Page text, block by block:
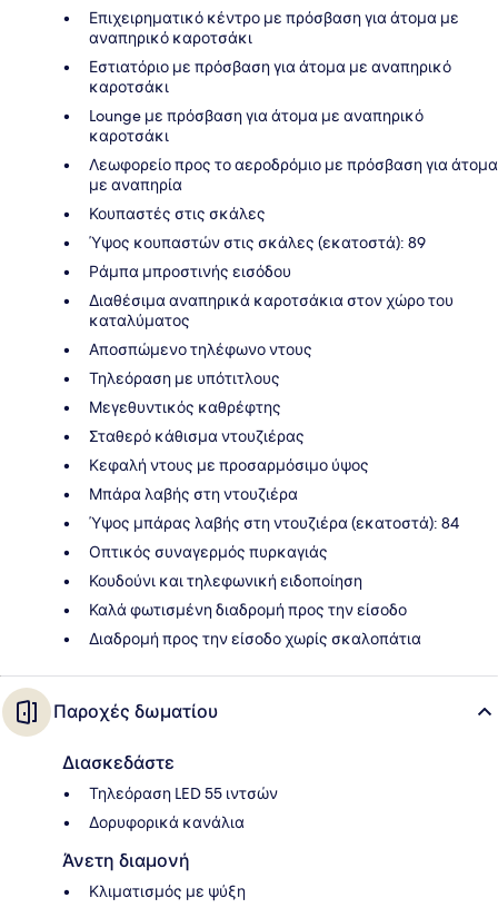
Επιχειρηματικό κέντρο με πρόσβαση για άτομα με
αναπηρικό καροτσάκι
Εστιατόριο με πρόσβαση για άτομα με αναπηρικό
καροτσάκι
Lounge με πρόσβαση για άτομα με αναπηρικό
καροτσάκι
Λεωφορείο προς το αεροδρόμιο με πρόσβαση για άτομα
με αναπηρία
Κουπαστές στις σκάλες
Ύψος κουπαστών στις σκάλες (εκατοστά): 89
Ράμπα μπροστινής εισόδου
Διαθέσιμα αναπηρικά καροτσάκια στον χώρο του
καταλύματος
Αποσπώμενο τηλέφωνο ντους
Τηλεόραση με υπότιτλους
Μεγεθυντικός καθρέφτης
Σταθερό κάθισμα ντουζιέρας
Κεφαλή ντους με προσαρμόσιμο ύψος
Μπάρα λαβής στη ντουζιέρα
Ύψος μπάρας λαβής στη ντουζιέρα (εκατοστά): 84
Οπτικός συναγερμός πυρκαγιάς
Κουδούνι και τηλεφωνική ειδοποίηση
Καλά φωτισμένη διαδρομή προς την είσοδο
Διαδρομή προς την είσοδο χωρίς σκαλοπάτια
Παροχές δωματίου
Διασκεδάστε
Τηλεόραση LED 55 ιντσών
Δορυφορικά κανάλια
Άνετη διαμονή
Κλιματισμός με ψύξη